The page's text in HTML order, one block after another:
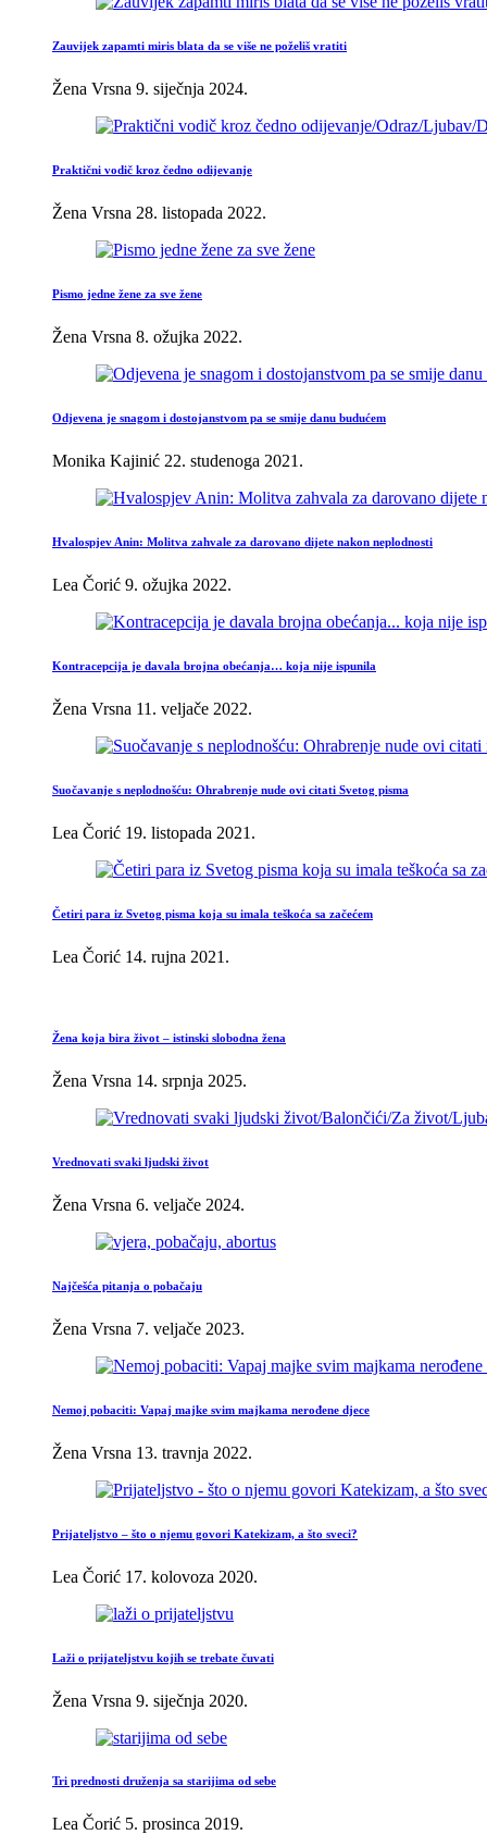
Zauvijek zapamti miris blata da se više ne poželiš vratiti
Žena Vrsna 9. siječnja 2024.
Praktični vodič kroz čedno odijevanje
Žena Vrsna 28. listopada 2022.
Pismo jedne žene za sve žene
Žena Vrsna 8. ožujka 2022.
Odjevena je snagom i dostojanstvom pa se smije danu budućem
Monika Kajinić 22. studenoga 2021.
Hvalospjev Anin: Molitva zahvale za darovano dijete nakon neplodnosti
Lea Čorić 9. ožujka 2022.
Kontracepcija je davala brojna obećanja… koja nije ispunila
Žena Vrsna 11. veljače 2022.
Suočavanje s neplodnošću: Ohrabrenje nude ovi citati Svetog pisma
Lea Čorić 19. listopada 2021.
Četiri para iz Svetog pisma koja su imala teškoća sa začećem
Lea Čorić 14. rujna 2021.
Žena koja bira život – istinski slobodna žena
Žena Vrsna 14. srpnja 2025.
Vrednovati svaki ljudski život
Žena Vrsna 6. veljače 2024.
Najčešća pitanja o pobačaju
Žena Vrsna 7. veljače 2023.
Nemoj pobaciti: Vapaj majke svim majkama nerođene djece
Žena Vrsna 13. travnja 2022.
Prijateljstvo – što o njemu govori Katekizam, a što sveci?
Lea Čorić 17. kolovoza 2020.
Laži o prijateljstvu kojih se trebate čuvati
Žena Vrsna 9. siječnja 2020.
Tri prednosti druženja sa starijima od sebe
Lea Čorić 5. prosinca 2019.